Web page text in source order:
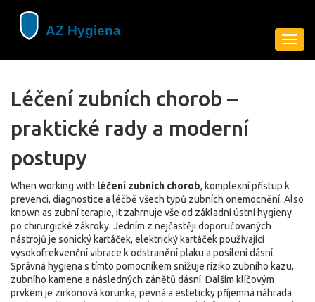
Léčení zubních chorob –
praktické rady a moderní
postupy
When working with léčení zubních chorob, komplexní přístup k
prevenci, diagnostice a léčbě všech typů zubních onemocnění. Also
known as zubní terapie, it zahrnuje vše od základní ústní hygieny
po chirurgické zákroky. Jedním z nejčastěji doporučovaných
nástrojů je sonický kartáček, elektrický kartáček používající
vysokofrekvenční vibrace k odstranění plaku a posílení dásní.
Správná hygiena s tímto pomocníkem snižuje riziko zubního kazu,
zubního kamene a následných zánětů dásní. Dalším klíčovým
prvkem je zirkonová korunka, pevná a esteticky příjemná náhrada